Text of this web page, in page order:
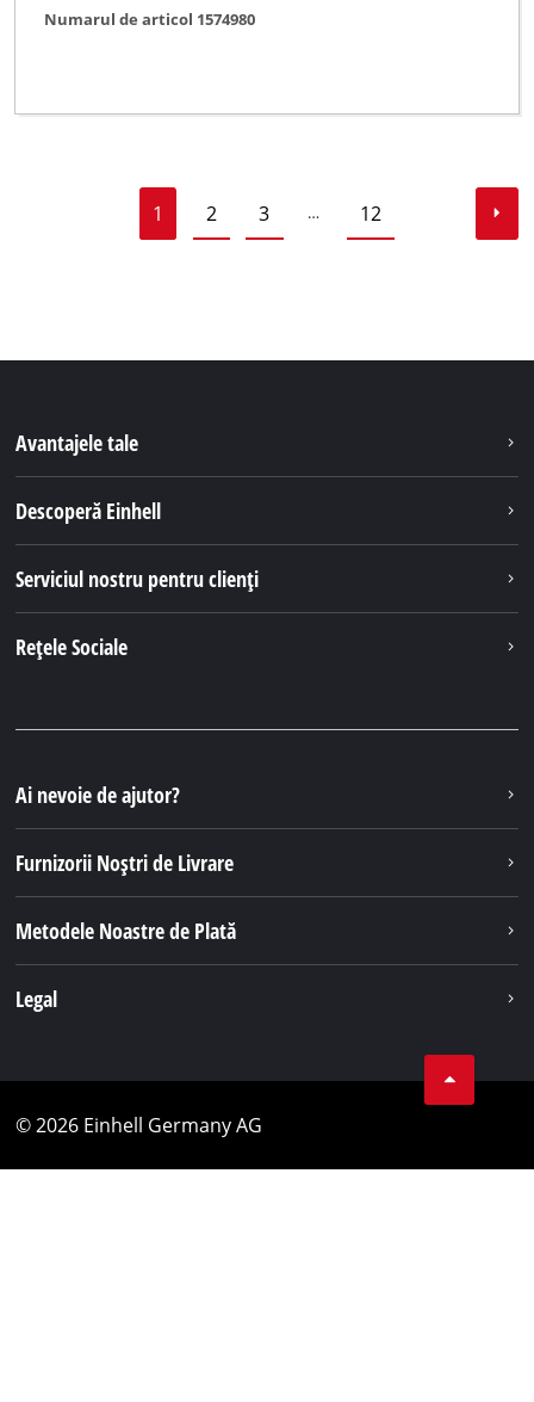
Numarul de articol 1574980
1 2 3 … 12
Avantajele tale
Descoperă Einhell
Serviciul nostru pentru clienți
Rețele Sociale
Ai nevoie de ajutor?
Furnizorii Noștri de Livrare
Metodele Noastre de Plată
Legal
© 2026 Einhell Germany AG